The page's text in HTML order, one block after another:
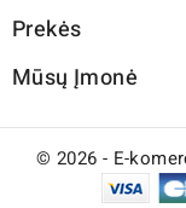
Prekės
Mūsų Įmonė
© 2026 - E-